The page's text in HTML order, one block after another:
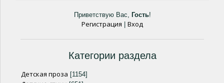
Приветствую Вас, Гость!
Регистрация Вход
Категории раздела
Детская проза [1154]